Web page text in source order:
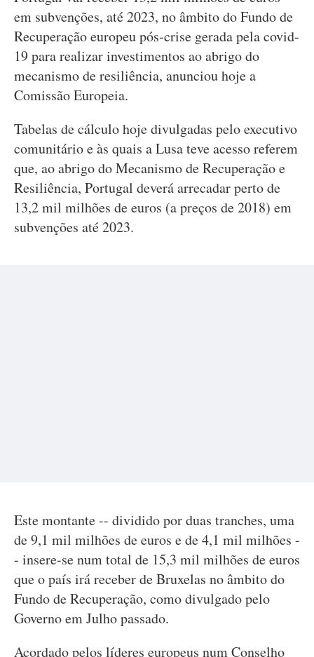
em subvenções, até 2023, no âmbito do Fundo de
Recuperação europeu pós-crise gerada pela covid-
19 para realizar investimentos ao abrigo do
mecanismo de resiliência, anunciou hoje a
Comissão Europeia.
Tabelas de cálculo hoje divulgadas pelo executivo
comunitário e às quais a Lusa teve acesso referem
que, ao abrigo do Mecanismo de Recuperação e
Resiliência, Portugal deverá arrecadar perto de
13,2 mil milhões de euros (a preços de 2018) em
subvenções até 2023.
Este montante -- dividido por duas tranches, uma
de 9,1 mil milhões de euros e de 4,1 mil milhões -
- insere-se num total de 15,3 mil milhões de euros
que o país irá receber de Bruxelas no âmbito do
Fundo de Recuperação, como divulgado pelo
Governo em Julho passado.
Acordado pelos líderes europeus num Conselho